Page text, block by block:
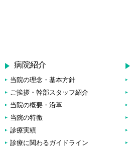
病院紹介
当院の理念・基本方針
ご挨拶・幹部スタッフ紹介
当院の概要・沿革
当院の特徴
診療実績
診療に関わるガイドライン